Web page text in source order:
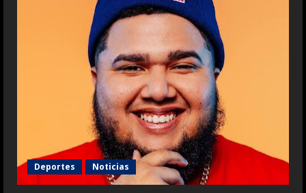
Deportes Noticias